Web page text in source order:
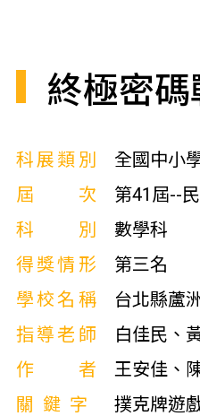
終極密碼
科展類別
全國中小
屆次
第41屆--
科別
數學科
得獎情形
第三名
學校名稱
台北縣蘆
指導老師
白佳民、
作者
王安佳、
關鍵字
撲克牌遊